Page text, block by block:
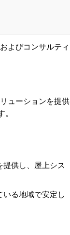
よびコンサルティ
ューションを提供
提供し、屋上シス
いる地域で安定し